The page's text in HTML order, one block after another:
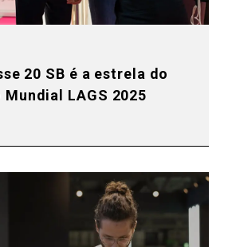
20 SB é a estrela do
LAGS 2025